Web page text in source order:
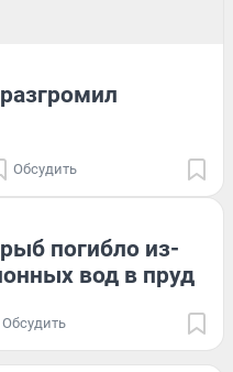
Обсудить
погибло из-
вод в пруд
Обсудить